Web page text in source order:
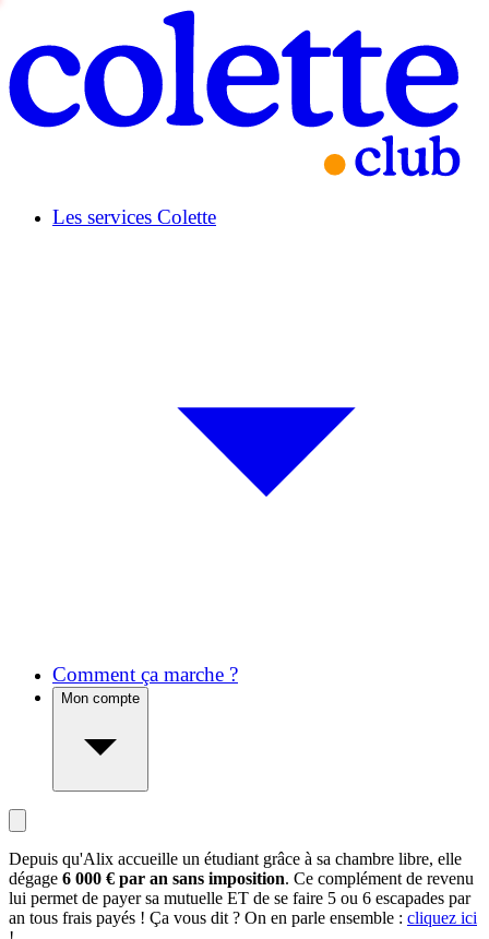
Les services Colette
Comment ça marche ?
Mon compte
Depuis qu'Alix accueille un étudiant grâce à sa chambre libre, elle
dégage 6 000 € par an sans imposition. Ce complément de revenu
lui permet de payer sa mutuelle ET de se faire 5 ou 6 escapades par
an tous frais payés ! Ça vous dit ? On en parle ensemble : cliquez ici